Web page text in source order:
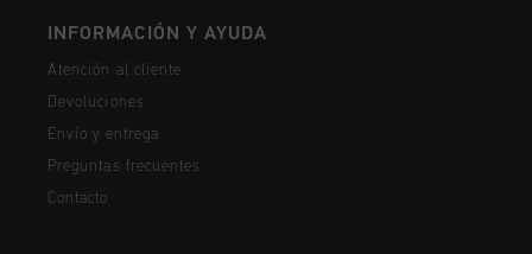
INFORMACIÓN Y AYUDA
Atención al cliente
Devoluciones
Envío y entrega
Preguntas frecuentes
Contacto